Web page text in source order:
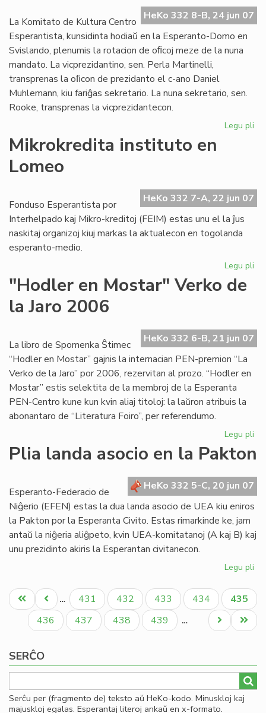
HeKo 332 8-B, 24 jun 07
La Komitato de Kultura Centro
Esperantista, kunsidinta hodiaŭ en la Esperanto-Domo en
Svislando, plenumis la rotacion de oﬁcoj meze de la nuna
mandato. La vicprezidantino, sen. Perla Martinelli,
transprenas la oﬁcon de prezidanto el c-ano Daniel
Muhlemann, kiu fariĝas sekretario. La nuna sekretario, sen.
Rooke, transprenas la vicprezidantecon.
Legu pli
Mikrokredita instituto en
Lomeo
HeKo 332 7-A, 22 jun 07
Fonduso Esperantista por
Interhelpado kaj Mikro-kreditoj (FEIM) estas unu el la ĵus
naskitaj organizoj kiuj markas la aktualecon en togolanda
esperanto-medio.
Legu pli
"Hodler en Mostar" Verko de
la Jaro 2006
HeKo 332 6-B, 21 jun 07
La libro de Spomenka Ŝtimec
“Hodler en Mostar” gajnis la internacian PEN-premion “La
Verko de la Jaro” por 2006, rezervitan al prozo. “Hodler en
Mostar” estis selektita de la membroj de la Esperanta
PEN-Centro kune kun kvin aliaj titoloj: la laŭron atribuis la
abonantaro de “Literatura Foiro”, per referendumo.
Legu pli
en
de
Plia landa asocio en la Pakton
HeKo 332 5-C, 20 jun 07
Esperanto-Federacio de
Niĝerio (EFEN) estas la dua landa asocio de UEA kiu eniros
la Pakton por la Esperanta Civito. Estas rimarkinde ke, jam
antaŭ la niĝeria aliĝpeto, kvin UEA-komitatanoj (A kaj B) kaj
unu prezidinto akiris la Esperantan civitanecon.
Legu pli
en
la
Pagination
Unua
paĝo
Antaŭa
paĝo
… Paĝo
431 Paĝo
432 Paĝo
433 Paĝo
434
Aktuala
paĝo
435
Paĝo
436 Paĝo
437 Paĝo
438 Paĝo
439 …
Last
page
Next
page
SERĈO
Serĉu per (fragmento de) teksto aŭ HeKo-kodo. Minuskloj kaj
majuskloj egalas. Esperantaj literoj ankaŭ en x-formato.